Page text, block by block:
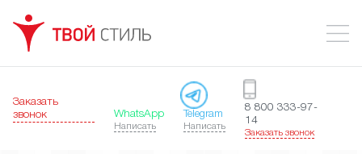
Заказать
звонок
WhatsApp
Написать
Telegram
Написать
8 800 333-97-
14
Заказать звонок